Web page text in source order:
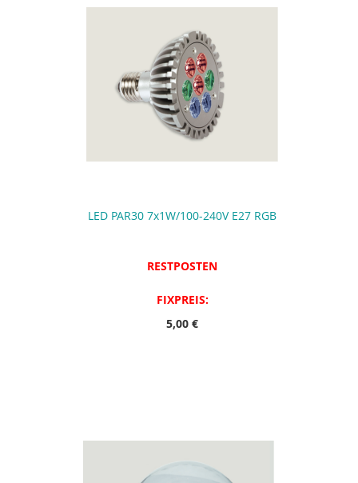
LED PAR30 7x1W/100-240V E27 RGB
RESTPOSTEN
FIXPREIS:
5,00 €